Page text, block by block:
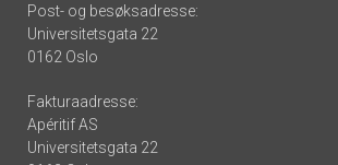
Post- og besøksadresse:
Universitetsgata 22
0162 Oslo
Fakturaadresse:
Apéritif AS
Universitetsgata 22